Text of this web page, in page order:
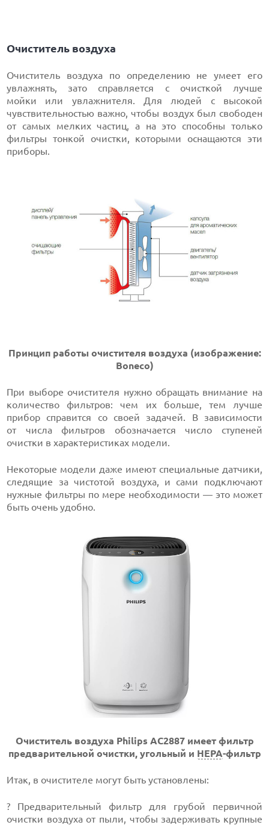
Очиститель воздуха
Очиститель воздуха по определению не умеет его
увлажнять, зато справляется с очисткой лучше
мойки или увлажнителя. Для людей с высокой
чувствительностью важно, чтобы воздух был свободен
от самых мелких частиц, а на это способны только
фильтры тонкой очистки, которыми оснащаются эти
приборы.
Принцип работы очистителя воздуха (изображение:
Boneco)
При выборе очистителя нужно обращать внимание на
количество фильтров: чем их больше, тем лучше
прибор справится со своей задачей. В зависимости
от числа фильтров обозначается число ступеней
очистки в характеристиках модели.
Некоторые модели даже имеют специальные датчики,
следящие за чистотой воздуха, и сами подключают
нужные фильтры по мере необходимости — это может
быть очень удобно.
Очиститель воздуха Philips AC2887имеетфильтр
предварительной очистки, угольный и НЕРА-фильтр
Итак, в очистителе могут быть установлены:
? Предварительный фильтр для грубой первичной
очистки воздуха от пыли, чтобы задерживать крупные